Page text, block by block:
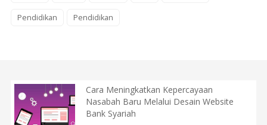
Pendidikan Pendidikan
Cara Meningkatkan Kepercayaan
Nasabah Baru Melalui Desain Website
Bank Syariah